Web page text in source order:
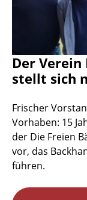
Der Verein
stellt sich
Frischer
Vorhaben: 15
der Die Freien
vor, das
führen.